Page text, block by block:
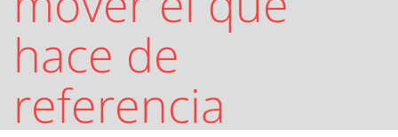
hace de
referencia